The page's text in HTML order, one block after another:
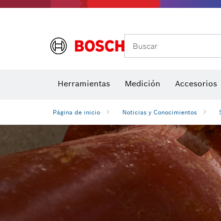
Buscar
Herramientas Medición Accesorios
Página de inicio Noticias y Conocimientos